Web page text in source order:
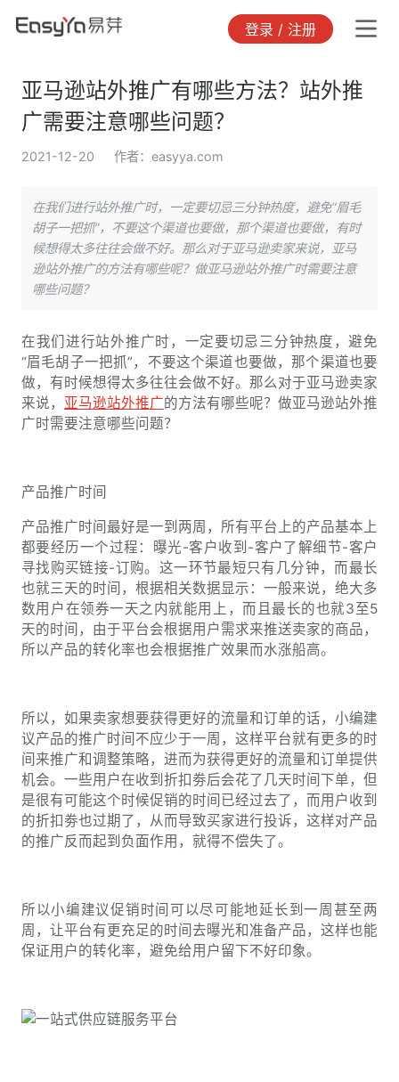
登录 / 注册
亚马逊站外推广有哪些方法？站外推
广需要注意哪些问题？
2021-12-20 作者：easyya.com
在我们进行站外推广时，一定要切忌三分钟热度，避免“眉毛
胡子一把抓”，不要这个渠道也要做，那个渠道也要做，有时
候想得太多往往会做不好。那么对于亚马逊卖家来说，亚马
逊站外推广的方法有哪些呢？做亚马逊站外推广时需要注意
哪些问题？
在我们进行站外推广时，一定要切忌三分钟热度，避免
“眉毛胡子一把抓”，不要这个渠道也要做，那个渠道也要
做，有时候想得太多往往会做不好。那么对于亚马逊卖家
来说， 亚马逊站外推广的方法有哪些呢？做亚马逊站外推
广时需要注意哪些问题？
产品推广时间
产品推广时间最好是一到两周，所有平台上的产品基本上
都要经历一个过程：曝光-客户收到-客户了解细节-客户
寻找购买链接-订购。这一环节最短只有几分钟，而最长
也就三天的时间，根据相关数据显示：一般来说，绝大多
数用户在领券一天之内就能用上，而且最长的也就3至5
天的时间，由于平台会根据用户需求来推送卖家的商品，
所以产品的转化率也会根据推广效果而水涨船高。
所以，如果卖家想要获得更好的流量和订单的话，小编建
议产品的推广时间不应少于一周，这样平台就有更多的时
间来推广和调整策略，进而为获得更好的流量和订单提供
机会。一些用户在收到折扣劵后会花了几天时间下单，但
是很有可能这个时候促销的时间已经过去了，而用户收到
的折扣劵也过期了，从而导致买家进行投诉，这样对产品
的推广反而起到负面作用，就得不偿失了。
所以小编建议促销时间可以尽可能地延长到一周甚至两
周，让平台有更充足的时间去曝光和准备产品，这样也能
保证用户的转化率，避免给用户留下不好印象。